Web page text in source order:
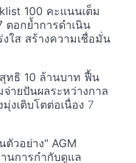
100 คะแนนเต็ม
ตอกย้ำการดำเนิน
ใส สร้างความเชื่อมั่น
ทธิ 10 ล้านบาท ฟื้น
ายปันผลระหว่างกาล
งเติบโตต่อเนื่อง 7
ตัวอย่าง" AGM
นการกำกับดูแล